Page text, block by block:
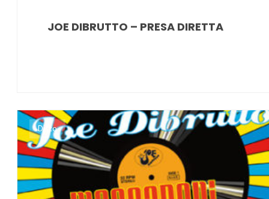
JOE DIBRUTTO – PRESA DIRETTA
Disco